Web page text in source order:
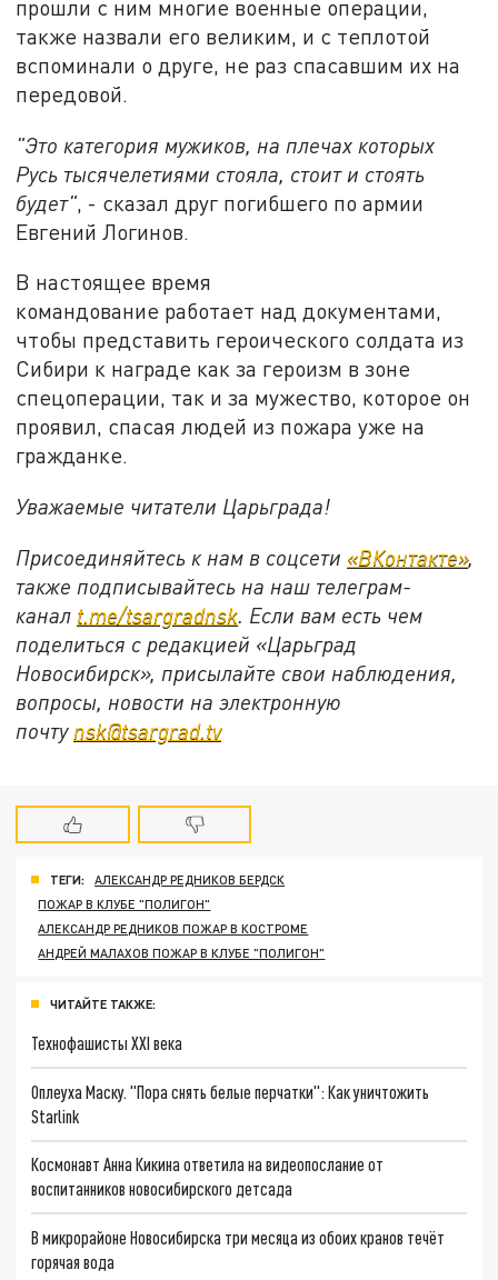
прошли с ним многие военные операции,
также назвали его великим, и с теплотой
вспоминали о друге, не раз спасавшим их на
передовой.
"Это категория мужиков, на плечах которых
Русь тысячелетиями стояла, стоит и стоять
будет" , - сказал друг погибшего по армии
Евгений Логинов.
В настоящее время
командование работает над документами,
чтобы представить героического солдата из
Сибири к награде как за героизм в зоне
спецоперации, так и за мужество, которое он
проявил, спасая людей из пожара уже на
гражданке.
Уважаемые читатели Царьграда!
Присоединяйтесь к нам в соцсети «ВКонтакте»,
также подписывайтесь на наш телеграм-
канал t.me/tsargradnsk. Если вам есть чем
поделиться с редакцией «Царьград
Новосибирск», присылайте свои наблюдения,
вопросы, новости на электронную
почту nsk@tsargrad.tv
ТЕГИ:
АЛЕКСАНДР РЕДНИКОВ БЕРДСК
ПОЖАР В КЛУБЕ "ПОЛИГОН"
АЛЕКСАНДР РЕДНИКОВ ПОЖАР В КОСТРОМЕ
АНДРЕЙ МАЛАХОВ ПОЖАР В КЛУБЕ "ПОЛИГОН"
ЧИТАЙТЕ ТАКЖЕ:
Технофашисты XXI века
Оплеуха Маску. "Пора снять белые перчатки": Как уничтожить
Starlink
Космонавт Анна Кикина ответила на видеопослание от
воспитанников новосибирского детсада
В микрорайоне Новосибирска три месяца из обоих кранов течёт
горячая вода